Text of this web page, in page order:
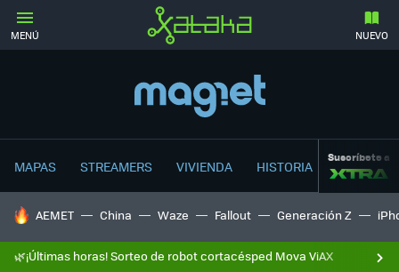
MENÚ NUEVO
MAPAS STREAMERS VIVIENDA HISTORIA Suscríbete a
HOY SE HABLA DE
AEMET China Waze Fallout Generación Z
🌿¡Últimas horas! Sorteo de robot cortacésped Mova ViAX